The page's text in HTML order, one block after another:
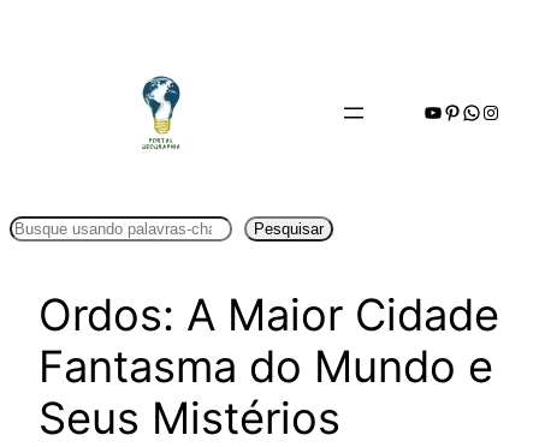
Youtube
Pinterest
Pesquisar Pesquisar
Ordos: A Maior Cidade
Fantasma do Mundo e
Seus Mistérios